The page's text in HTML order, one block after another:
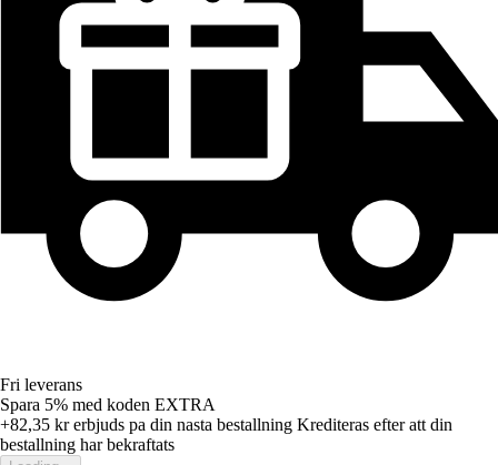
Fri leverans
Spara 5% med koden EXTRA
+82,35 krerbjuds pa din nasta bestallning Krediteras efter att din
bestallning har bekraftats